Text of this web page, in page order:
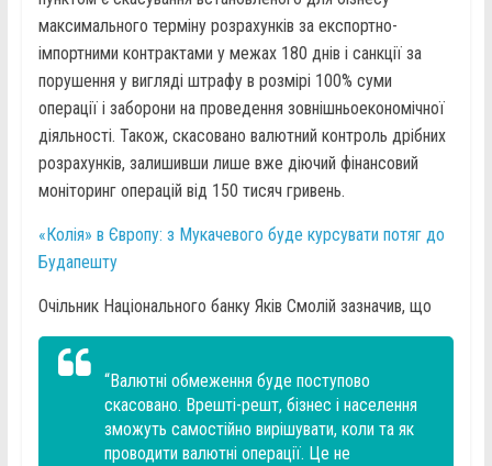
максимального терміну розрахунків за експортно-
імпортними контрактами у межах 180 днів і санкції за
порушення у вигляді штрафу в розмірі 100% суми
операції і заборони на проведення зовнішньоекономічної
діяльності. Також, скасовано валютний контроль дрібних
розрахунків, залишивши лише вже діючий фінансовий
моніторинг операцій від 150 тисяч гривень.
«Колія» в Європу: з Мукачевого буде курсувати потяг до
Будапешту
Очільник Національного банку Яків Смолій зазначив, що
“Валютні обмеження буде поступово
скасовано. Врешті-решт, бізнес і населення
зможуть самостійно вирішувати, коли та як
проводити валютні операції. Це не